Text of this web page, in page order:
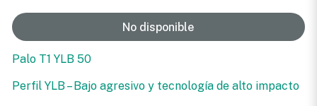
No disponible
Palo T1 YLB 50
Perfil YLB – Bajo agresivo y tecnología de alto impacto